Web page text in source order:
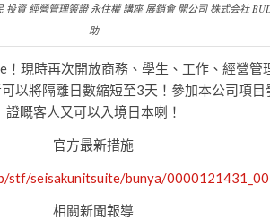
投資 經營管理簽證 永住權 講座 展銷會 開公司 株式会社
助
！現時再次開放商務、學生、工作、經營管
以將隔離日數縮短至3天！參加本公司項
證嘅客人又可以入境日本喇！
官方最新措施
stf/seisakunitsuite/bunya/
相關新聞報導